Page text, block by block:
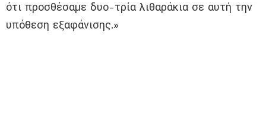
ότι προσθέσαμε δυο-τρία λιθαράκια σε αυτή την
υπόθεση εξαφάνισης.»